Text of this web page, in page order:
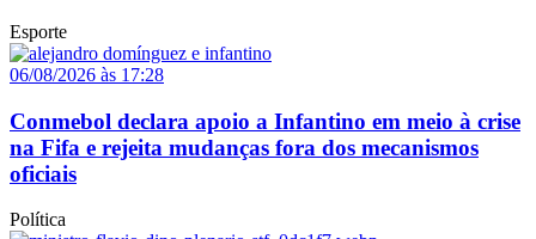
Esporte
06/08/2026 às 17:28
Conmebol declara apoio a Infantino em meio à crise
na Fifa e rejeita mudanças fora dos mecanismos
oficiais
Política